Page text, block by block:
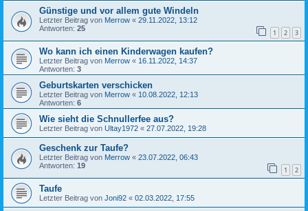
Günstige und vor allem gute Windeln
Letzter Beitrag von Merrow « 29.11.2022, 13:12
Antworten: 25 1 2 3
Wo kann ich einen Kinderwagen kaufen?
Letzter Beitrag von Merrow « 16.11.2022, 14:37
Antworten: 3
Geburtskarten verschicken
Letzter Beitrag von Merrow « 10.08.2022, 12:13
Antworten: 6
Wie sieht die Schnullerfee aus?
Letzter Beitrag von Ultay1972 « 27.07.2022, 19:28
Geschenk zur Taufe?
Letzter Beitrag von Merrow « 23.07.2022, 06:43
Antworten: 19 1 2
Taufe
Letzter Beitrag von Joni92 « 02.03.2022, 17:55